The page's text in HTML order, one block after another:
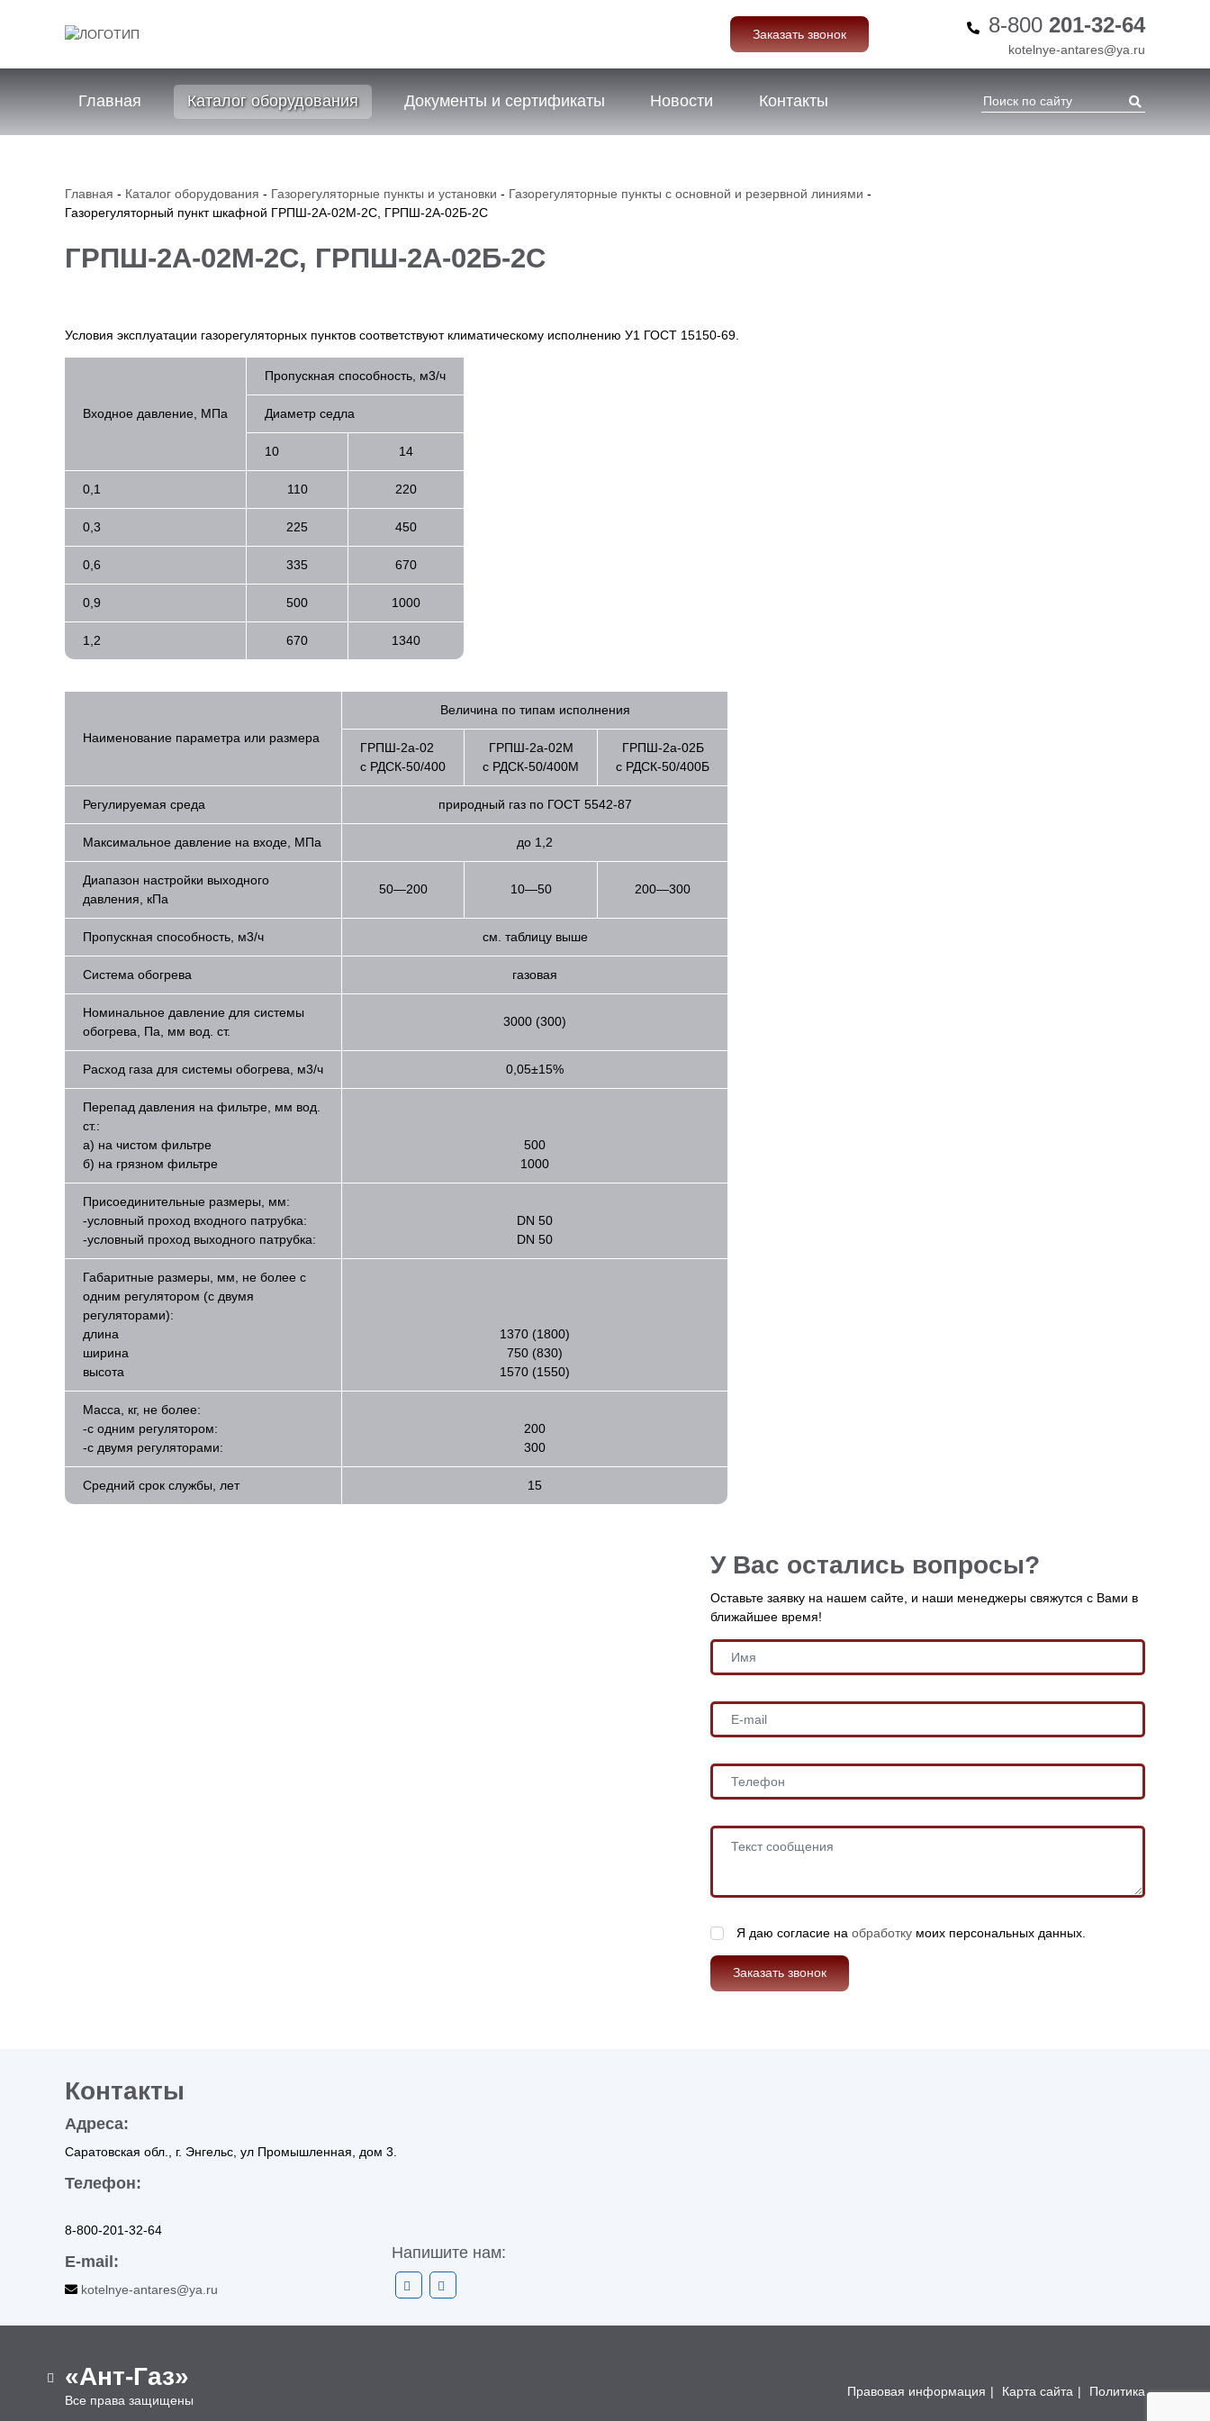
Заказать звонок 8-800 201-32-64
kotelnye-antares@ya.ru
Главная Каталог оборудования Документы и сертификаты Новости Контакты
Главная - Каталог оборудования - Газорегуляторные пункты и установки - Газорегуляторные пункты с основной и резервной линиями -
Газорегуляторный пункт шкафной ГРПШ-2А-02М-2С, ГРПШ-2А-02Б-2С
ГРПШ-2А-02М-2С, ГРПШ-2А-02Б-2С
Условия эксплуатации газорегуляторных пунктов соответствуют климатическому исполнению У1 ГОСТ 15150-69.
Входное давление, МПа
Пропускная способность, м3/ч
Диаметр седла
10 14
0,1 110 220
0,3 225 450
0,6 335 670
0,9 500 1000
1,2 670 1340
Наименование параметра или размера
Величина по типам исполнения
ГРПШ-2а-02
с РДСК-50/400
ГРПШ-2а-02М
с РДСК-50/400М
ГРПШ-2а-02Б
с РДСК-50/400Б
Регулируемая среда природный газ по ГОСТ 5542-87
Максимальное давление на входе, МПа до 1,2
Диапазон настройки выходного
давления, кПа
50—200 10—50 200—300
Пропускная способность, м3/ч см. таблицу выше
Система обогрева газовая
Номинальное давление для системы
обогрева, Па, мм вод. ст.
3000 (300)
Расход газа для системы обогрева, м3/ч 0,05±15%
Перепад давления на фильтре, мм вод.
ст.:
а) на чистом фильтре
б) на грязном фильтре
500
1000
Присоединительные размеры, мм:
-условный проход входного патрубка:
-условный проход выходного патрубка:
DN 50
DN 50
Габаритные размеры, мм, не более с
одним регулятором (с двумя
регуляторами):
длина
ширина
высота
1370 (1800)
750 (830)
1570 (1550)
Масса, кг, не более:
-с одним регулятором:
-с двумя регуляторами:
200
300
Средний срок службы, лет 15
У Вас остались вопросы?
Оставьте заявку на нашем сайте, и наши менеджеры свяжутся с Вами в
ближайшее время!
Я даю согласие наобработку моих персональных данных.
Заказать звонок
Контакты
Адреса:
Саратовская обл., г. Энгельс, ул Промышленная, дом 3.
Телефон:
8-800-201-32-64
E-mail:
kotelnye-antares@ya.ru
Напишите нам:
«Ант-Газ»
Все права защищены
Правовая информация | Карта сайта | Политика